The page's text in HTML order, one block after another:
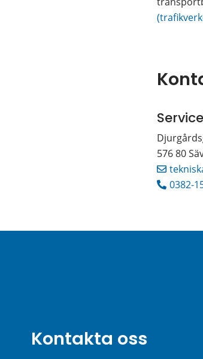
576 80
0382-
Kontakta oss